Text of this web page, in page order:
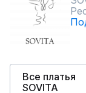
Все платья
SOVITA